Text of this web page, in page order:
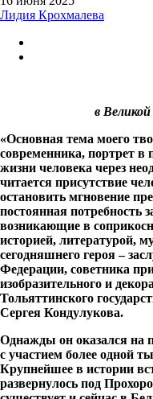
Лидия Крохмалева
в
«Основная тема моего
современника, портрет в
жизни человека через
читается присутствие
остановить мгновение
постоянная потребность
возникающие в
историей, литературой,
сегодняшнего героя –
Федерации, советника
изобразительного и
Тольяттинского
Сергея Кондулукова.
Однажды он оказался на
с участием более одной
Крупнейшее в истории
развернулось под